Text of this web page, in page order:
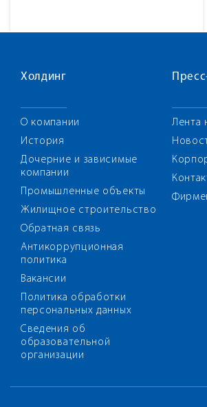
Холдинг
О компании
История
Дочерние и зависимые
компании
Промышленные объекты
Жилищное строительство
Обратная связь
Антикоррупционная
политика
Вакансии
Политика обработки
персональных данных
Сведения об
образовательной
организации
Лента